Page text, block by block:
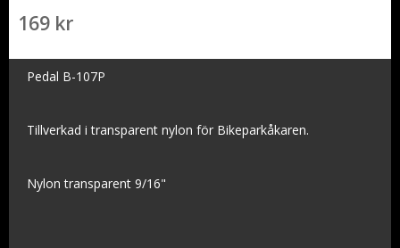
169 kr
Pedal B-107P
Tillverkad i transparent nylon för Bikeparkåkaren.
Nylon transparent 9/16"